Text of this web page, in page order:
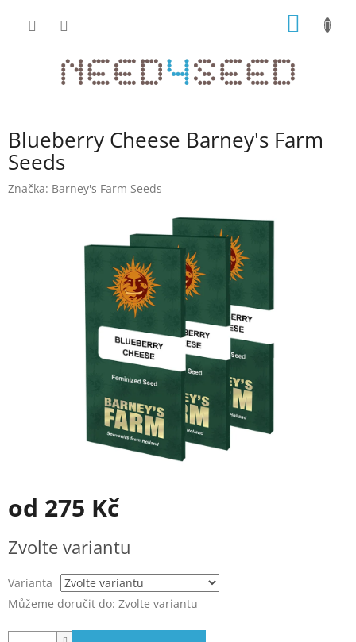
Blueberry Cheese Barney's Farm
Seeds
Značka: Barney's Farm Seeds
od 275 Kč
cena:
Zvolte variantu
Varianta
Můžeme doručit do: Zvolte variantu